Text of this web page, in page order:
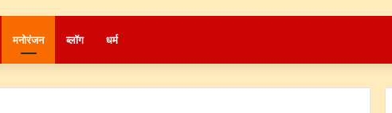
मनोरंजन ब्लॉग धर्म